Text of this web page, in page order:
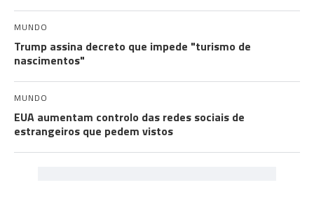
MUNDO
Trump assina decreto que impede "turismo de
nascimentos"
MUNDO
EUA aumentam controlo das redes sociais de
estrangeiros que pedem vistos